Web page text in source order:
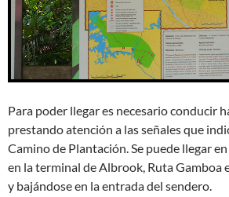
Para poder llegar es necesario conducir
prestando atención a las señales que
Camino de Plantación. Se puede llegar
en la terminal de Albrook, Ruta Gamboa
y bajándose en la entrada del sendero.